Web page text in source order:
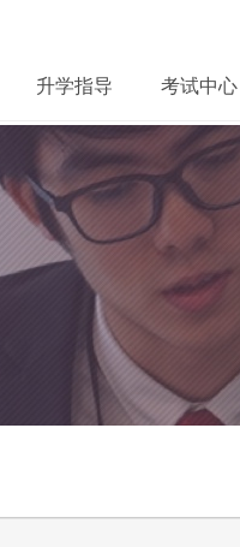
升学指导 考试中心